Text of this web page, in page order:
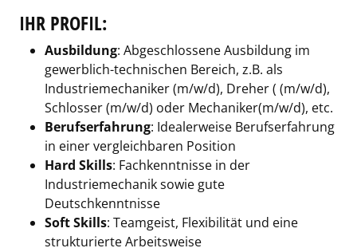
IHR PROFIL:
Ausbildung: Abgeschlossene Ausbildung im
gewerblich-technischen Bereich, z.B. als
Industriemechaniker (m/w/d), Dreher ( (m/w/d),
Schlosser (m/w/d) oder Mechaniker(m/w/d), etc.
Berufserfahrung: Idealerweise Berufserfahrung
in einer vergleichbaren Position
Hard Skills: Fachkenntnisse in der
Industriemechanik sowie gute
Deutschkenntnisse
Soft Skills: Teamgeist, Flexibilität und eine
strukturierte Arbeitsweise